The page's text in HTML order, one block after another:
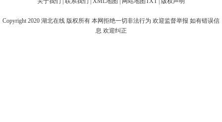
Copyright 2020 湖北在线 版权所有 本网拒绝一切非法行为 欢迎监督举报 如有错误信
息 欢迎纠正